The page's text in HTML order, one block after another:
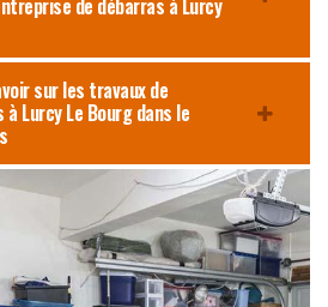
de débarras à Lurcy
sur les travaux de
Lurcy Le Bourg dans le